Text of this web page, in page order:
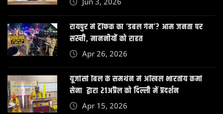
रायपुर में ट्रैफिक का ‘डबल गेम’? आम जनता पर
सख्ती, माननीयों को राहत
Apr 26, 2026
यूजीसी बिल के समर्थन में अखिल भारतीय कर्मा
सेना द्वारा 21अप्रैल को दिल्ली में प्रदर्शन
Apr 15, 2026